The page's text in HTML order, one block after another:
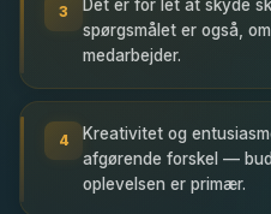
3
Det er for let at skyde
spørgsmålet er også,
medarbejder.
4
Kreativitet og
afgørende forskel —
oplevelsen er primær.